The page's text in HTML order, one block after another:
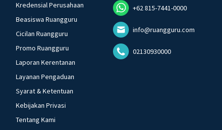
Kredensial Perusahaan
Beasiswa Ruangguru
Cicilan Ruangguru
Promo Ruangguru
Laporan Kerentanan
Layanan Pengaduan
Syarat & Ketentuan
Kebijakan Privasi
Tentang Kami
+62 815-7441-0000
info@ruangguru.com
02130930000